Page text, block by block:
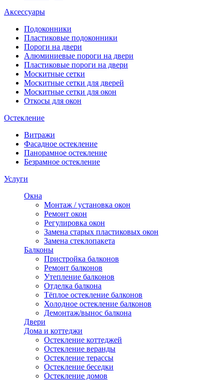
Аксессуары
Подоконники
Пластиковые подоконники
Пороги на двери
Алюминиевые пороги на двери
Пластиковые пороги на двери
Москитные сетки
Москитные сетки для дверей
Москитные сетки для окон
Откосы для окон
Остекление
Витражи
Фасадное остекление
Панорамное остекление
Безрамное остекление
Услуги
Окна
Монтаж / установка окон
Ремонт окон
Регулировка окон
Замена старых пластиковых окон
Замена стеклопакета
Балконы
Пристройка балконов
Ремонт балконов
Утепление балконов
Отделка балкона
Тёплое остекление балконов
Холодное остекление балконов
Демонтаж/вынос балкона
Двери
Дома и коттеджи
Остекление коттеджей
Остекление веранды
Остекление терассы
Остекление беседки
Остекление домов